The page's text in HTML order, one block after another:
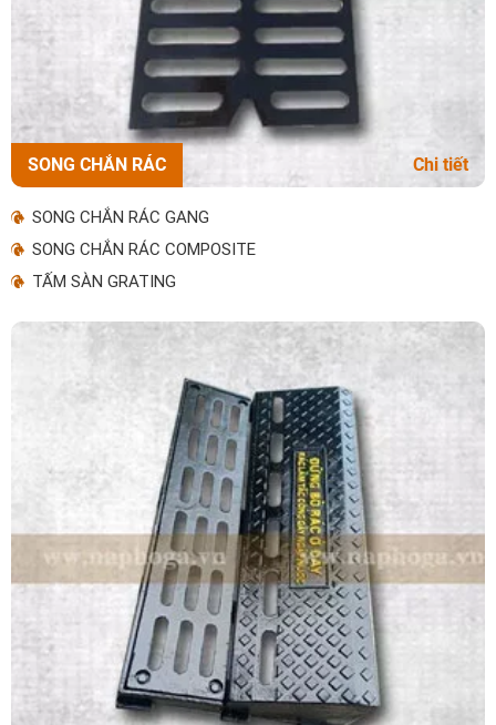
SONG CHẮN RÁC Chi tiết
SONG CHẮN RÁC GANG
SONG CHẮN RÁC COMPOSITE
TẤM SÀN GRATING